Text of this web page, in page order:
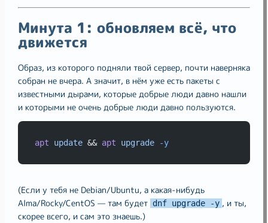
Минута 1: обновляем всё, что
движется
Образ, из которого подняли твой сервер, почти наверняка
собран не вчера. А значит, в нём уже есть пакеты с
известными дырами, которые добрые люди давно нашли
и которыми не очень добрые люди давно пользуются.
apt update && apt upgrade -y
(Если у тебя не Debian/Ubuntu, а какая-нибудь
Alma/Rocky/CentOS — там будет dnf upgrade -y , и ты,
скорее всего, и сам это знаешь.)